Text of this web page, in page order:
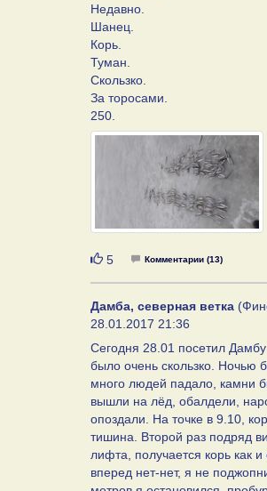
Недавно.
Шанец.
Корь.
Туман.
Скользко.
За торосами.
250.
Нравится
5 Комментарии (13)
Дамба, северная ветка
28.01.2017 21:36
Сегодня 28.01 посетил
было очень скользко. Ночью
много людей падало, камни
вышли на лёд, обалдели,
опоздали. На точке в 9.10,
тишина. Второй раз подряд
лифта, получается корь как
вперед нет-нет, я не